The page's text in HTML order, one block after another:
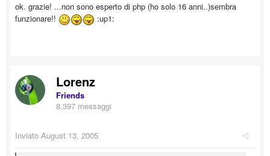
ok. grazie! ...non sono esperto di php (ho solo 16 anni..)sembra
funzionare!!
:up1:
Lorenz
Friends
8,397 messaggi
Inviato August 13, 2005